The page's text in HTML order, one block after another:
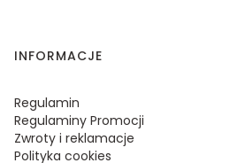
Linki w stopce
INFORMACJE
Regulamin
Regulaminy Promocji
Zwroty i reklamacje
Polityka cookies